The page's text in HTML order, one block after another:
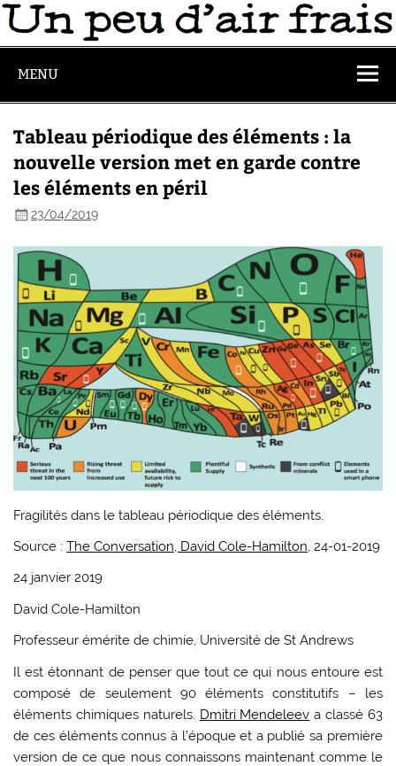
MENU
Tableau périodique des éléments : la
nouvelle version met en garde contre
les éléments en péril
23/04/2019
Fragilités dans le tableau périodique des éléments.
Source :The Conversation, David Cole-Hamilton, 24-01-2019
24 janvier 2019
David Cole-Hamilton
Professeur émérite de chimie, Université de St Andrews
Il est étonnant de penser que tout ce qui nous entoure est
composé de seulement 90 éléments constitutifs – les
éléments chimiques naturels. Dmitri Mendeleev a classé 63
de ces éléments connus à l’époque et a publié sa première
version de ce que nous connaissons maintenant comme le